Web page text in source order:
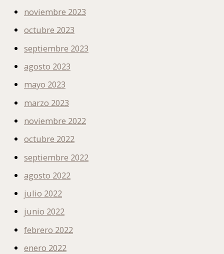
noviembre 2023
octubre 2023
septiembre 2023
agosto 2023
mayo 2023
marzo 2023
noviembre 2022
octubre 2022
septiembre 2022
agosto 2022
julio 2022
junio 2022
febrero 2022
enero 2022